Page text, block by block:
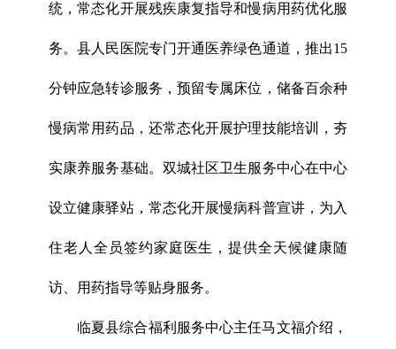
统，常态化开展残疾康复指导和慢病用药优化服
务。县人民医院专门开通医养绿色通道，推出15
分钟应急转诊服务，预留专属床位，储备百余种
慢病常用药品，还常态化开展护理技能培训，夯
实康养服务基础。双城社区卫生服务中心在中心
设立健康驿站，常态化开展慢病科普宣讲，为入
住老人全员签约家庭医生，提供全天候健康随
访、用药指导等贴身服务。
临夏县综合福利服务中心主任马文福介绍，